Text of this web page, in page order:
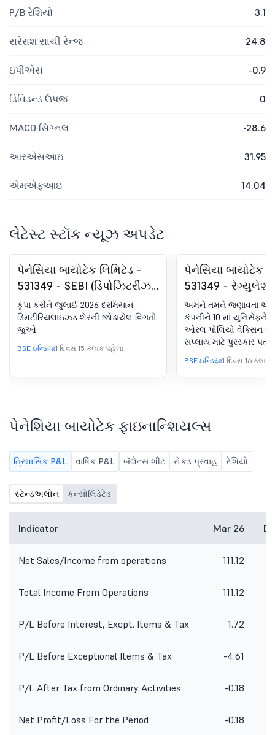
P/B રેશિયો 3.1
સરેરાશ સાચી રેન્જ 24.8
ઇપીએસ -0.9
ડિવિડન્ડ ઉપજ 0
MACD સિગ્નલ -28.6
આરએસઆઇ 31.95
એમએફઆઇ 14.04
લેટેસ્ટ સ્ટૉક ન્યૂઝ અપડેટ
પેનેસિયા બાયોટેક લિમિટેડ -
531349 - SEBI (ડિપોઝિટરીઝ
અને સહભાગીઓ) રેગ્યુલેશન,
2018 ના રેગ્યુલેશન 74(5) હેઠળ
જુલાઈ 2026 દરમિયાન
ડિમટીરિયલાઇઝ્ડ શેરની વિગતો
કૃપા કરીને જુલાઈ 2026 દરમિયાન
ડિમટીરિયલાઇઝ્ડ શેરની જોડાયેલ વિગતો
જુઓ.
BSE ઇન્ડિયા1 દિવસ 15 કલાક પહેલાં
પેનેસિયા બાયોટેક
531349 -
(LODR) હેઠળ
ઑર્ડરની રસીદનો
અમને તમને જણાવતા
કંપનીને 10 માં યુનિસેફને
ઓરલ પોલિયો વેક્સિન
સપ્લાય માટે પુરસ્કાર
~US$8.205 મિલિયન
ડોઝની 20 પ્રેઝન્ટેશન
કરોડ) કેલેન્ડર વર્ષ 2028
BSE ઇન્ડિયા1 દિવસ 16 કલાક
પેનેશિયા બાયોટેક ફાઇનાન્શિયલ્સ
ત્રિમાસિક P&L વાર્ષિક P&L બૅલેન્સ શીટ રોકડ પ્રવાહ રેશિયો
સ્ટેન્ડઅલોન કન્સોલિડેટેડ
Indicator Mar 26
Net Sales/Income from operations 111.12
Total Income From Operations 111.12
P/L Before Interest, Excpt. Items & Tax 1.72
P/L Before Exceptional Items & Tax -4.61
P/L After Tax from Ordinary Activities -0.18
Net Profit/Loss For the Period -0.18